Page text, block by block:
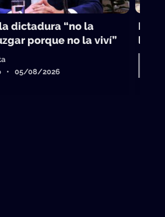
dictadura “no la
porque no la viví”
• 05/08/2026
La